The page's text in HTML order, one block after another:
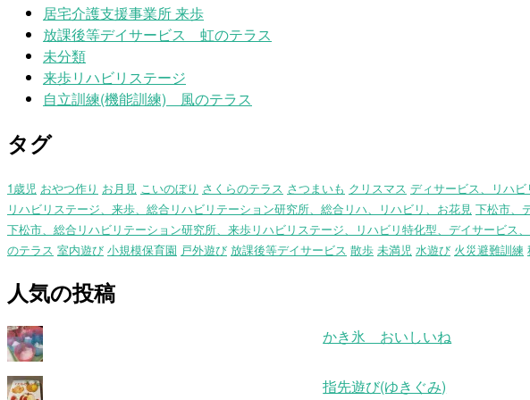
居宅介護支援事業所 来歩
放課後等デイサービス 虹のテラス
未分類
来歩リハビリステージ
自立訓練(機能訓練) 風のテラス
タグ
1歳児 おやつ作り お月見 こいのぼり さくらのテラス さつまいも クリスマス ディサービス、リハ
リハビリステージ、来歩、総合リハビリテーション研究所、総合リハ、リハビリ、お花見 下松市、
下松市、総合リハビリテーション研究所、来歩リハビリステージ、リハビリ特化型、デイサービス
のテラス 室内遊び 小規模保育園 戸外遊び 放課後等デイサービス 散歩 未満児 水遊び 火災避難訓練
人気の投稿
かき氷 おいしいね
指先遊び(ゆきぐみ)